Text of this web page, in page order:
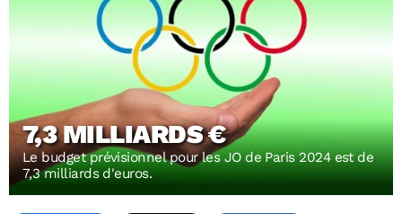
7,3 MILLIARDS €
Le budget prévisionnel pour les JO de Paris 2024 est de
7,3 milliards d'euros.